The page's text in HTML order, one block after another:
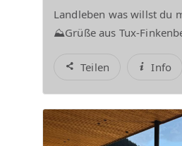
Landleben was willst du
⛰️Grüße aus Tux-
Teilen Info